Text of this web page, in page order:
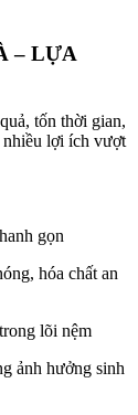
– LỰA
tốn thời gian,
nhiều lợi ích vượt
gọn
hóa chất an
lõi nệm
ảnh hưởng sinh